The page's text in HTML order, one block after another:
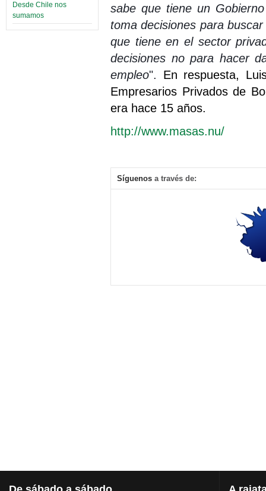
Desde Chile nos
sumamos
sabe que tiene un
toma decisiones para
que tiene en el sector
decisiones no para hacer
empleo". En respuesta,
Empresarios Privados de
era hace 15 años.
http://www.masas.nu/
Síguenos a través de: